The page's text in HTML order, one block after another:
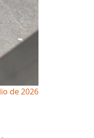
de 2026